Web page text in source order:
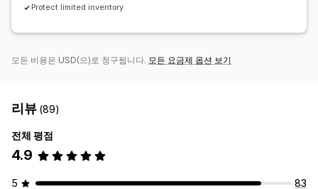
Protect limited inventory
모든 비용은 USD(으)로 청구됩니다. 모든 요금제 옵션 보기
리뷰 (89)
전체 평점
4.9
5
83